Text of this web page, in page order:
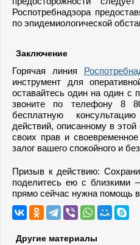
Роспотребнадзора
по эпидемиологической
Заключение
Горячая линия
инструмент для
оставайтесь один на один с
звоните по телефону 8
бесплатную
действий, описанному в
своих прав и
залог вашего спокойного и
Призыв к действию:
поделитесь ею с близкими
прямо сейчас нужна помощь
Другие материалы